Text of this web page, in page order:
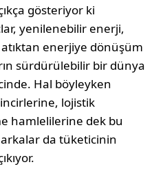
gösteriyor ki
yenilenebilir enerji,
enerjiye dönüşüm
sürdürülebilir bir dünya
Hal böyleyken
lojistik
hamlelilerine dek bu
da tüketicinin